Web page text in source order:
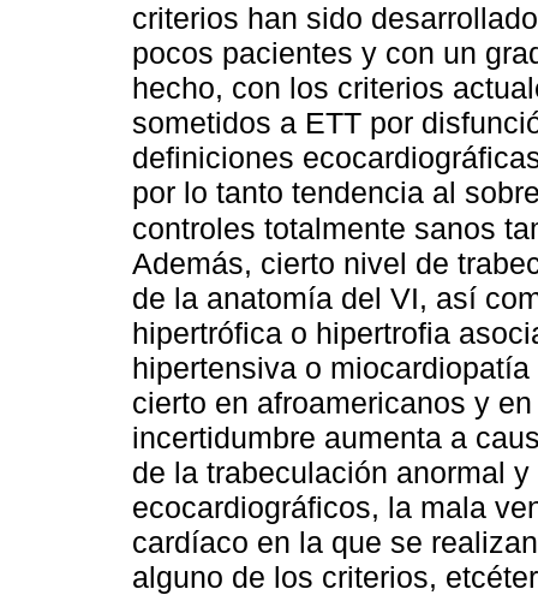
criterios han sido
pocos pacientes y con un
hecho, con los criterios
sometidos a ETT por
definiciones
por lo tanto tendencia al
controles totalmente sanos
Además, cierto nivel de
de la anatomía del VI, así
hipertrófica o hipertrofia
hipertensiva o
cierto en afroamericanos y
incertidumbre aumenta a
de la trabeculación anormal
ecocardiográficos, la mala
cardíaco en la que se
alguno de los criterios,